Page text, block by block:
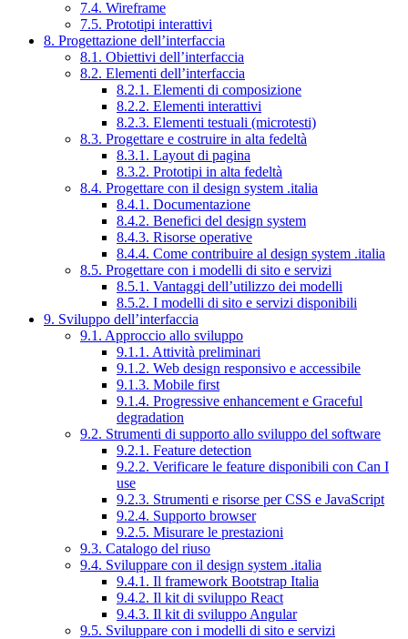
7.4. Wireframe
7.5. Prototipi interattivi
8. Progettazione dell’interfaccia
8.1. Obiettivi dell’interfaccia
8.2. Elementi dell’interfaccia
8.2.1. Elementi di composizione
8.2.2. Elementi interattivi
8.2.3. Elementi testuali (microtesti)
8.3. Progettare e costruire in alta fedeltà
8.3.1. Layout di pagina
8.3.2. Prototipi in alta fedeltà
8.4. Progettare con il design system .italia
8.4.1. Documentazione
8.4.2. Benefici del design system
8.4.3. Risorse operative
8.4.4. Come contribuire al design system .italia
8.5. Progettare con i modelli di sito e servizi
8.5.1. Vantaggi dell’utilizzo dei modelli
8.5.2. I modelli di sito e servizi disponibili
9. Sviluppo dell’interfaccia
9.1. Approccio allo sviluppo
9.1.1. Attività preliminari
9.1.2. Web design responsivo e accessibile
9.1.3. Mobile first
9.1.4. Progressive enhancement e Graceful
degradation
9.2. Strumenti di supporto allo sviluppo del software
9.2.1. Feature detection
9.2.2. Verificare le feature disponibili con Can I
use
9.2.3. Strumenti e risorse per CSS e JavaScript
9.2.4. Supporto browser
9.2.5. Misurare le prestazioni
9.3. Catalogo del riuso
9.4. Sviluppare con il design system .italia
9.4.1. Il framework Bootstrap Italia
9.4.2. Il kit di sviluppo React
9.4.3. Il kit di sviluppo Angular
9.5. Sviluppare con i modelli di sito e servizi